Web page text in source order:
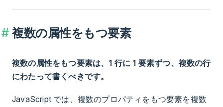
複数の属性をもつ要素
複数の属性をもつ要素は、1 行に 1 要素ずつ、複数の行
にわたって書くべきです。
JavaScript では、複数のプロパティをもつ要素を複数